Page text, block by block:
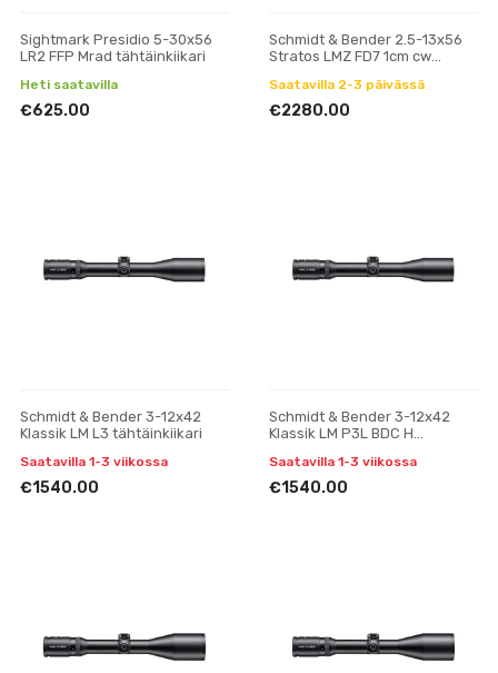
Sightmark Presidio 5-30x56
LR2 FFP Mrad tähtäinkiikari
Heti saatavilla
€625.00
Schmidt & Bender 2.5-13x56
Stratos LMZ FD7 1cm cw
Saatavilla 2-3 päivässä
€2280.00
Schmidt & Bender 3-12x42
Klassik LM L3 tähtäinkiikari
Saatavilla 1-3 viikossa
€1540.00
Schmidt & Bender 3-12x42
Klassik LM P3L BDC H
Saatavilla 1-3 viikossa
€1540.00